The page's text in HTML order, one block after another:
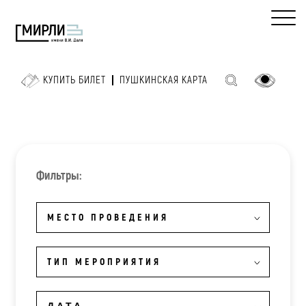
КУПИТЬ БИЛЕТ ПУШКИНСКАЯ КАРТА
Фильтры:
МЕСТО ПРОВЕДЕНИЯ
ТИП МЕРОПРИЯТИЯ